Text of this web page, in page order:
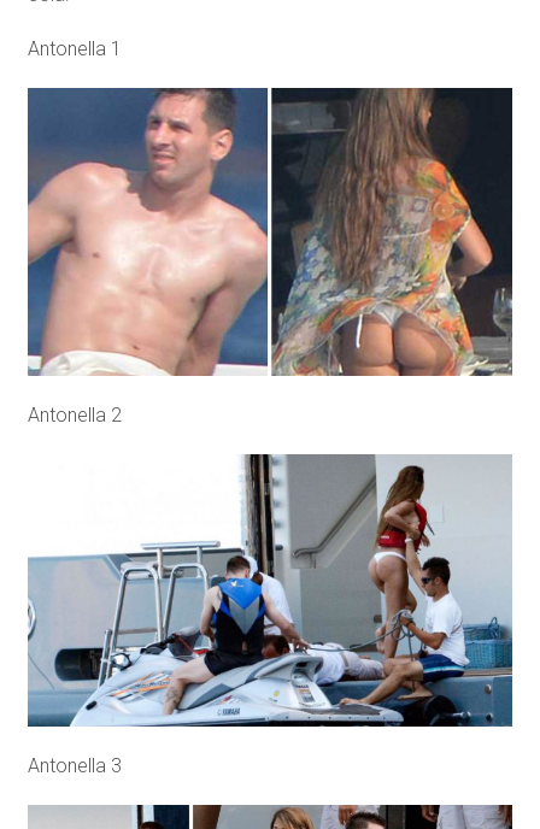
Antonella 1
Antonella 2
Antonella 3